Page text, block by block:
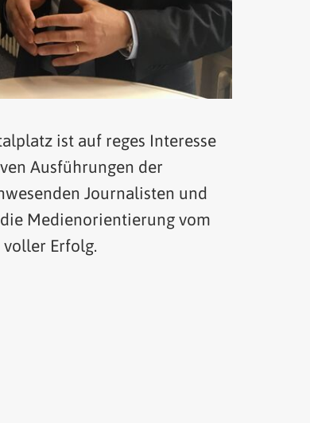
ist auf reges Interesse
Ausführungen der
Journalisten und
Medienorientierung vom
Erfolg.